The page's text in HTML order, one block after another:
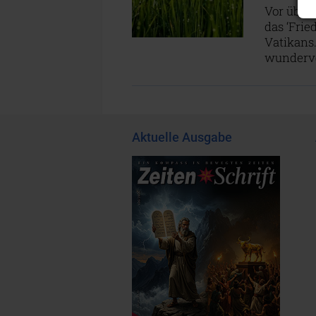
Vor über
das
Aktuelle Ausgabe